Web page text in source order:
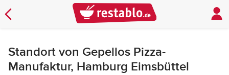
Standort von Gepellos Pizza-
Manufaktur, Hamburg Eimsbüttel